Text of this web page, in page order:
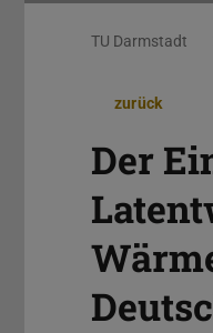
Sie befinden
TU Darmstadt
zurück
Der